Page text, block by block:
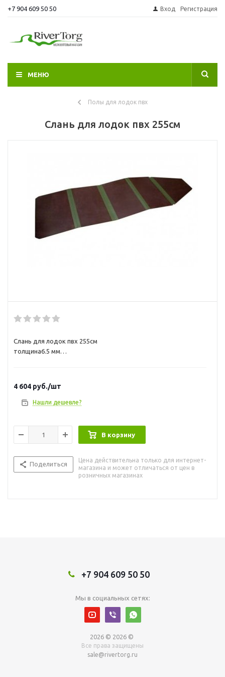
+7 904 609 50 50 Вход Регистрация
МЕНЮ
Полы для лодок пвх
Слань для лодок пвх 255см
Слань для лодок пвх 255см
толщина6.5 мм
4 604 руб./шт
Нашли дешевле?
В корзину
Поделиться
Цена действительна только для интернет-
магазина и может отличаться от цен в
розничных магазинах
+7 904 609 50 50
Мы в социальных сетях:
2026 © 2026 ©
Все права защищены
sale@rivertorg.ru